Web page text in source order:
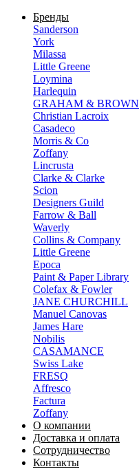
Бренды
Sanderson
York
Milassa
Little Greene
Loymina
Harlequin
GRAHAM & BROWN
Christian Lacroix
Casadeco
Morris & Co
Zoffany
Lincrusta
Clarke & Clarke
Scion
Designers Guild
Farrow & Ball
Waverly
Collins & Company
Little Greene
Epoca
Paint & Paper Library
Colefax & Fowler
JANE CHURCHILL
Manuel Canovas
James Hare
Nobilis
CASAMANCE
Swiss Lake
FRESQ
Affresco
Factura
Zoffany
О компании
Доставка и оплата
Сотрудничество
Контакты